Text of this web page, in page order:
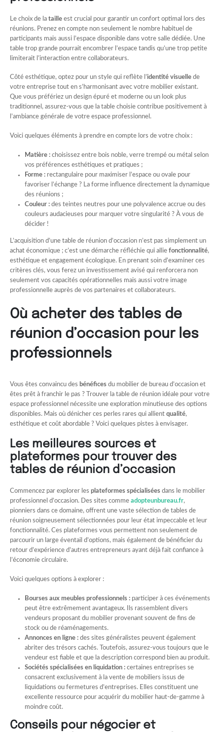
Le choix de la taille est crucial pour garantir un confort optimal lors des
réunions. Prenez en compte non seulement le nombre habituel de
participants mais aussi l’espace disponible dans votre salle dédiée. Une
table trop grande pourrait encombrer l’espace tandis qu’une trop petite
limiterait l’interaction entre collaborateurs.
Côté esthétique, optez pour un style qui reflète l’identité visuelle de
votre entreprise tout en s’harmonisant avec votre mobilier existant.
Que vous préfériez un design épuré et moderne ou un look plus
traditionnel, assurez-vous que la table choisie contribue positivement à
l’ambiance générale de votre espace professionnel.
Voici quelques éléments à prendre en compte lors de votre choix :
Matière :choisissez entre bois noble, verre trempé ou métal selon
vos préférences esthétiques et pratiques ;
Forme :rectangulaire pour maximiser l’espace ou ovale pour
favoriser l’échange ? La forme influence directement la dynamique
des réunions ;
Couleur :des teintes neutres pour une polyvalence accrue ou des
couleurs audacieuses pour marquer votre singularité ? À vous de
décider !
L’acquisition d’une table de réunion d’occasion n’est pas simplement un
achat économique ; c’est une démarche réfléchie qui allie fonctionnalité,
esthétique et engagement écologique. En prenant soin d’examiner ces
critères clés, vous ferez un investissement avisé qui renforcera non
seulement vos capacités opérationnelles mais aussi votre image
professionnelle auprès de vos partenaires et collaborateurs.
Où acheter des tables de
réunion d’occasion pour les
professionnels
Vous êtes convaincu des bénéfices du mobilier de bureau d’occasion et
êtes prêt à franchir le pas ? Trouver la table de réunion idéale pour votre
espace professionnel nécessite une exploration minutieuse des options
disponibles. Mais où dénicher ces perles rares qui allient qualité,
esthétique et coût abordable ? Voici quelques pistes à envisager.
Les meilleures sources et
plateformes pour trouver des
tables de réunion d’occasion
Commencez par explorer les plateformes spécialisées dans le mobilier
professionnel d’occasion. Des sites comme adopteunbureau.fr,
pionniers dans ce domaine, offrent une vaste sélection de tables de
réunion soigneusement sélectionnées pour leur état impeccable et leur
fonctionnalité. Ces plateformes vous permettent non seulement de
parcourir un large éventail d’options, mais également de bénéficier du
retour d’expérience d’autres entrepreneurs ayant déjà fait confiance à
l’économie circulaire.
Voici quelques options à explorer :
Bourses aux meubles professionnels :participer à ces événements
peut être extrêmement avantageux. Ils rassemblent divers
vendeurs proposant du mobilier provenant souvent de fins de
stock ou de réaménagements.
Annonces en ligne :des sites généralistes peuvent également
abriter des trésors cachés. Toutefois, assurez-vous toujours que le
vendeur est fiable et que la description correspond bien au produit.
Sociétés spécialisées en liquidation :certaines entreprises se
consacrent exclusivement à la vente de mobiliers issus de
liquidations ou fermetures d’entreprises. Elles constituent une
excellente ressource pour acquérir du mobilier haut-de-gamme à
moindre coût.
Conseils pour négocier et